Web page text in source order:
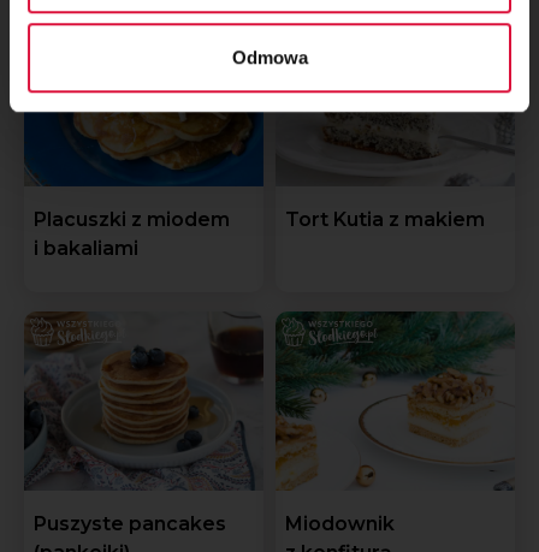
Odmowa
Placuszki z miodem
i bakaliami
Tort Kutia z makiem
Puszyste pancakes
Miodownik